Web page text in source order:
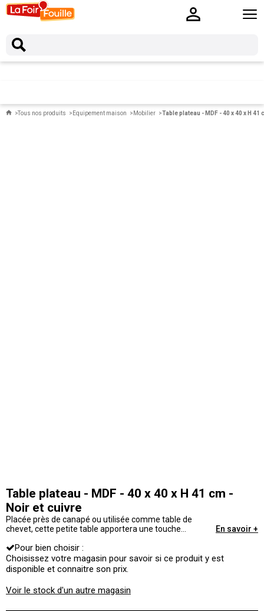
Tous nos produits Equipement maison Mobilier
Table plateau - MDF - 40 x 40 x H 41 cm -
Noir et cuivre
Placée près de canapé ou utilisée comme table de
chevet, cette petite table apportera une touche
design épuré et sa couleur unique !
En savoir +
Pour bien choisir :
Choisissez votre magasin pour savoir si ce produit y est
disponible et connaitre son prix.
Voir le stock d'un autre magasin